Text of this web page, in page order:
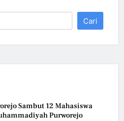
Cari
Sambut 12 Mahasiswa
Purworejo